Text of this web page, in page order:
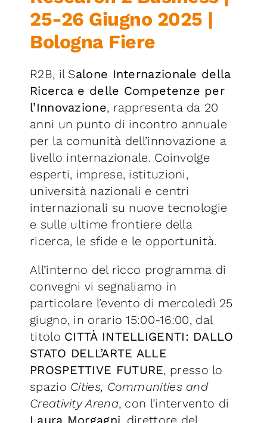
25-26 Giugno 2025 |
Bologna Fiere
R2B, il Salone Internazionale della
Ricerca e delle Competenze per
l’Innovazione, rappresenta da 20
anni un punto di incontro annuale
per la comunità dell’innovazione a
livello internazionale. Coinvolge
esperti, imprese, istituzioni,
università nazionali e centri
internazionali su nuove tecnologie
e sulle ultime frontiere della
ricerca, le sfide e le opportunità.
All’interno del ricco programma di
convegni vi segnaliamo in
particolare l’evento di mercoledì 25
giugno, in orario 15:00-16:00, dal
titolo CITTÀ INTELLIGENTI: DALLO
STATO DELL’ARTE ALLE
PROSPETTIVE FUTURE, presso lo
spazio Cities, Communities and
Creativity Arena, con l’intervento di
Laura Morgagni, direttore del